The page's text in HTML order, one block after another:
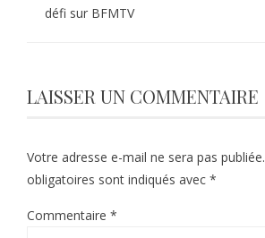
défi sur BFMTV
LAISSER UN COMMENTAIRE
Votre adresse e-mail ne sera pas publiée.
obligatoires sont indiqués avec *
Commentaire *